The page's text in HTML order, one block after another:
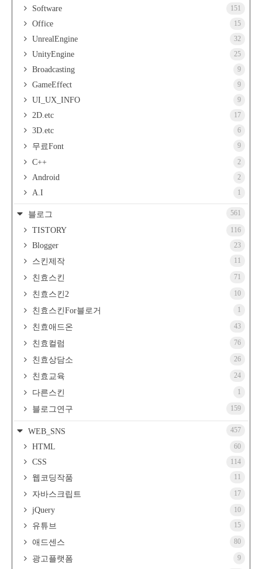
Software 151
Office 15
UnrealEngine 32
UnityEngine 25
Broadcasting 9
GameEffect 9
UI_UX_INFO 9
2D.etc 17
3D.etc 6
무료Font 9
C++ 2
Android 2
A.I 1
블로그 561
TISTORY 116
Blogger 23
스킨제작 11
친효스킨 71
친효스킨2 10
친효스킨For블로거 1
친효애드온 43
친효컬럼 76
친효상담소 26
친효교육 24
다른스킨 1
블로그연구 159
WEB_SNS 457
HTML 60
CSS 114
웹코딩작품 11
자바스크립트 17
jQuery 10
유튜브 15
애드센스 80
광고플랫폼 9